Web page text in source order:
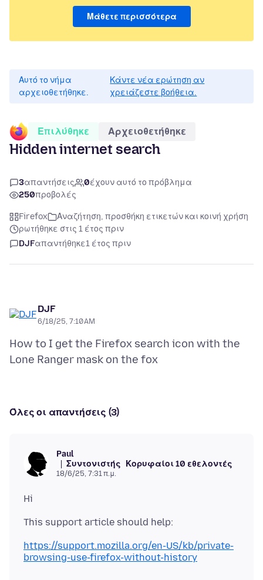
Μάθετε περισσότερα
Αυτό το νήμα
αρχειοθετήθηκε.
Κάντε νέα ερώτηση αν
χρειάζεστε βοήθεια.
Επιλύθηκε Αρχειοθετήθηκε
Hidden internet search
3απαντήσεις 0έχουν αυτό το πρόβλημα
250προβολές
Firefox
Αναζήτηση, προσθήκη ετικετών και κοινή χρήση
ρωτήθηκε στις 1 έτος πριν
DJFαπαντήθηκε1 έτος πριν
DJF
6/18/25, 7:10 AM
How to I get the Firefox search icon with the
Όλες οι απαντήσεις (3)
Paul
Συντονιστής
Κορυφαίοι 10 εθελοντές
18/6/25, 7:31 π.μ.
https://support.mozilla.org/en-US/kb/private-
browsing-use-firefox-without-history